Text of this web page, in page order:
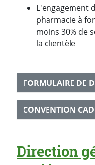
L'engagement
pharmacie à
moins 30% de
la clientèle
FORMULAIRE DE
CONVENTION
Direction